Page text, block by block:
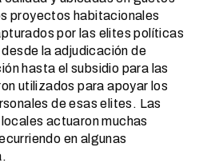
proyectos habitacionales
por las elites políticas
la adjudicación de
hasta el subsidio para las
utilizados para apoyar los
de esas elites. Las
actuaron muchas
en algunas